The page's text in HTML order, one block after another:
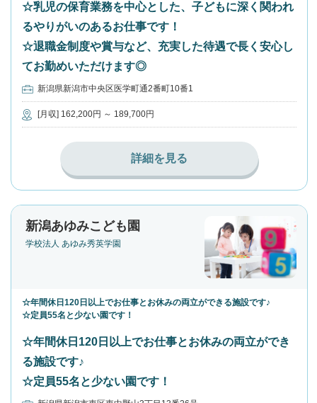
☆乳児の保育業務を中心とした、子どもに深く関われ
るやりがいのあるお仕事です！
☆退職金制度や賞与など、充実した待遇で長く安心し
てお勤めいただけます◎
新潟県新潟市中央区医学町通2番町10番1
[月収] 162,200円 ～ 189,700円
詳細を見る
新潟あゆみこども園
学校法人 あゆみ秀英学園
☆年間休日120日以上でお仕事とお休みの両立ができる施設です♪
☆定員55名と少ない園です！
☆年間休日120日以上でお仕事とお休みの両立ができ
る施設です♪
☆定員55名と少ない園です！